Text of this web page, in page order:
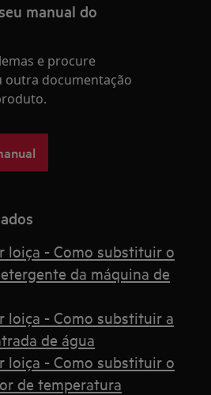
manual do
e procure
outra documentação
loiça - Como substituir o
da máquina de
loiça - Como substituir a
de água
loiça - Como substituir o
de temperatura